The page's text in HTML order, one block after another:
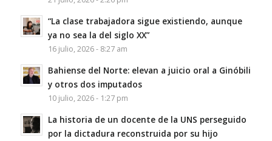
“La clase trabajadora sigue existiendo, aunque
ya no sea la del siglo XX”
16 julio, 2026 - 8:27 am
Bahiense del Norte: elevan a juicio oral a Ginóbili
y otros dos imputados
10 julio, 2026 - 1:27 pm
La historia de un docente de la UNS perseguido
por la dictadura reconstruida por su hijo